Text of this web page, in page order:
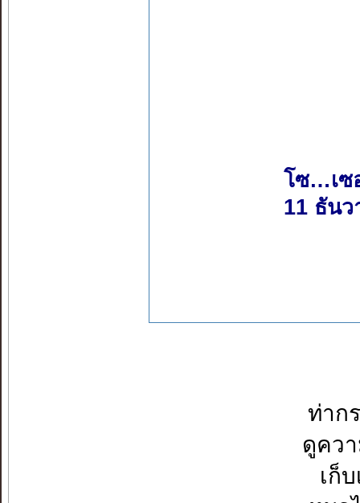
โซ…เซ
11 ธันว
ท่าก
ดูคว
เก็